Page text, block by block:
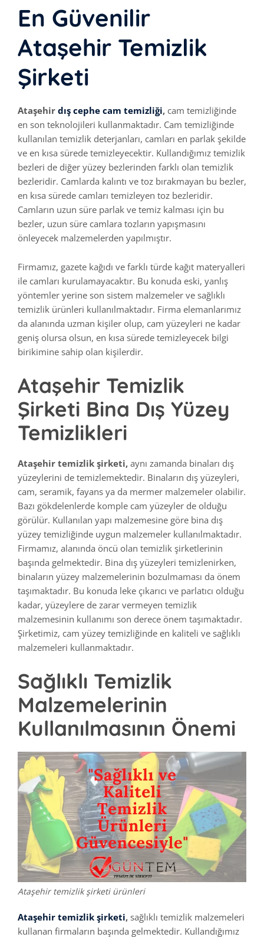
En Güvenilir
Ataşehir Temizlik
Şirketi
Ataşehir dış cephe cam temizliği, cam temizliğinde
en son teknolojileri kullanmaktadır. Cam temizliğinde
kullanılan temizlik deterjanları, camları en parlak şekilde
ve en kısa sürede temizleyecektir. Kullandığımız temizlik
bezleri de diğer yüzey bezlerinden farklı olan temizlik
bezleridir. Camlarda kalıntı ve toz bırakmayan bu bezler,
en kısa sürede camları temizleyen toz bezleridir.
Camların uzun süre parlak ve temiz kalması için bu
bezler, uzun süre camlara tozların yapışmasını
önleyecek malzemelerden yapılmıştır.
Firmamız, gazete kağıdı ve farklı türde kağıt materyalleri
ile camları kurulamayacaktır. Bu konuda eski, yanlış
yöntemler yerine son sistem malzemeler ve sağlıklı
temizlik ürünleri kullanılmaktadır. Firma elemanlarımız
da alanında uzman kişiler olup, cam yüzeyleri ne kadar
geniş olursa olsun, en kısa sürede temizleyecek bilgi
birikimine sahip olan kişilerdir.
Ataşehir Temizlik
Şirketi Bina Dış Yüzey
Temizlikleri
Ataşehir temizlik şirketi, aynı zamanda binaları dış
yüzeylerini de temizlemektedir. Binaların dış yüzeyleri,
cam, seramik, fayans ya da mermer malzemeler olabilir.
Bazı gökdelenlerde komple cam yüzeyler de olduğu
görülür. Kullanılan yapı malzemesine göre bina dış
yüzey temizliğinde uygun malzemeler kullanılmaktadır.
Firmamız, alanında öncü olan temizlik şirketlerinin
başında gelmektedir. Bina dış yüzeyleri temizlenirken,
binaların yüzey malzemelerinin bozulmaması da önem
taşımaktadır. Bu konuda leke çıkarıcı ve parlatıcı olduğu
kadar, yüzeylere de zarar vermeyen temizlik
malzemesinin kullanımı son derece önem taşımaktadır.
Şirketimiz, cam yüzey temizliğinde en kaliteli ve sağlıklı
malzemeleri kullanmaktadır.
Sağlıklı Temizlik
Malzemelerinin
Kullanılmasının Önemi
Ataşehir temizlik şirketi ürünleri
Ataşehir temizlik şirketi, sağlıklı temizlik malzemeleri
kullanan firmaların başında gelmektedir. Kullandığımız